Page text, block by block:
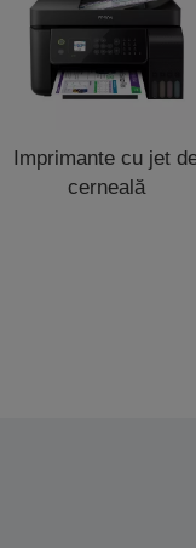
Imprimante cu jet
cerneală